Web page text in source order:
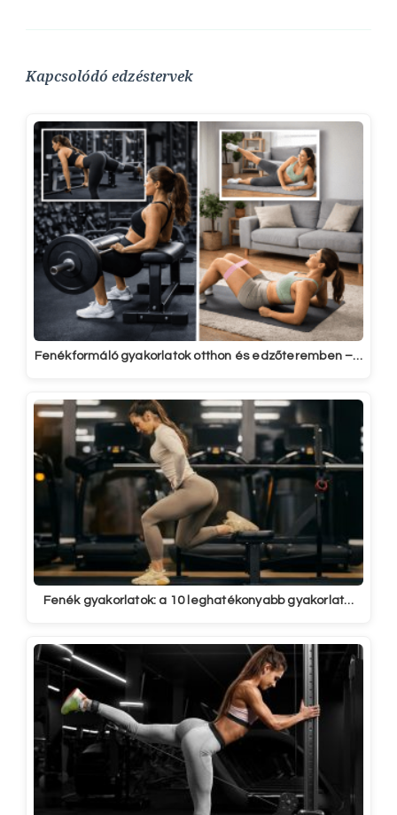
Kapcsolódó edzéstervek
Fenékformáló gyakorlatok otthon és edzőteremben –…
Fenék gyakorlatok: a 10 leghatékonyabb gyakorlat…